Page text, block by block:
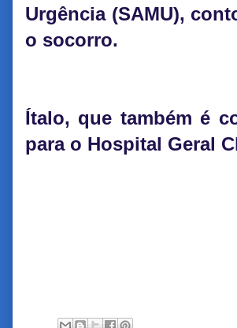
Urgência (SAMU),
o socorro.
Ítalo, que também é
para o Hospital Geral